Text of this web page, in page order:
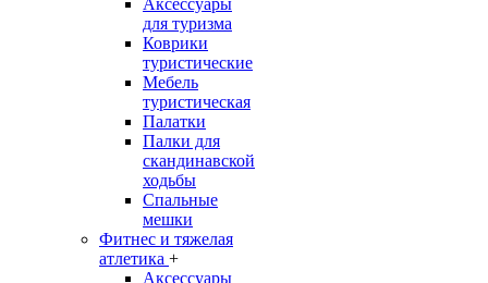
Аксессуары
для туризма
Коврики
туристические
Мебель
туристическая
Палатки
Палки для
скандинавской
ходьбы
Спальные
мешки
Фитнес и тяжелая
атлетика +
Аксессуары